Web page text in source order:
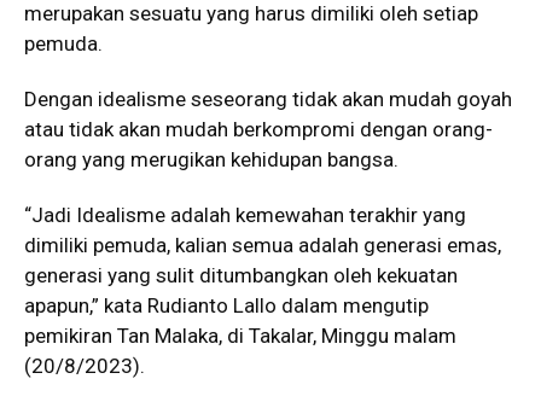
merupakan sesuatu yang harus dimiliki oleh setiap
pemuda.
Dengan idealisme seseorang tidak akan mudah goyah
atau tidak akan mudah berkompromi dengan orang-
orang yang merugikan kehidupan bangsa.
“Jadi Idealisme adalah kemewahan terakhir yang
dimiliki pemuda, kalian semua adalah generasi emas,
generasi yang sulit ditumbangkan oleh kekuatan
apapun,” kata Rudianto Lallo dalam mengutip
pemikiran Tan Malaka, di Takalar, Minggu malam
(20/8/2023).